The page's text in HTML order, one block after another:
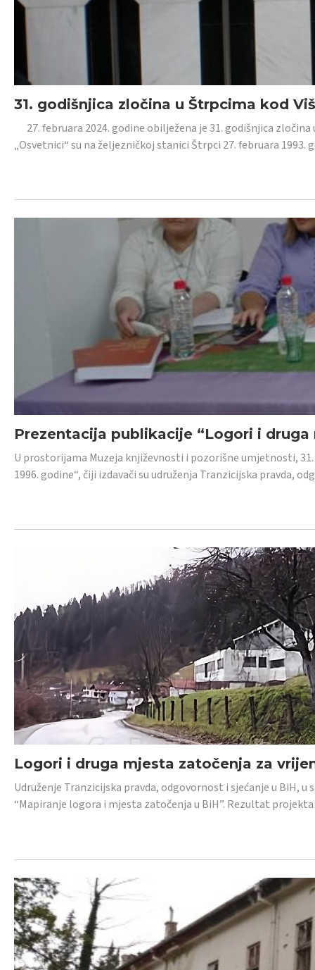
31. godišnjica zločina u Štrpcima kod
27. februara 2024. godine obilježena je 31. godišnjica
„Osvetnici“ su na željezničkoj stanici Štrpci 27. februara 1993.
Prezentacija publikacije “Logori i druga
U prostorijama Muzeja književnosti i pozorišne umjetnosti,
1996. godine“, čiji izdavači su udruženja Tranzicijska pravda,
Logori i druga mjesta zatočenja za
Udruženje Tranzicijska pravda, odgovornost i sjećanje u BiH,
“Mapiranje logora i mjesta zatočenja u BiH”. Rezultat